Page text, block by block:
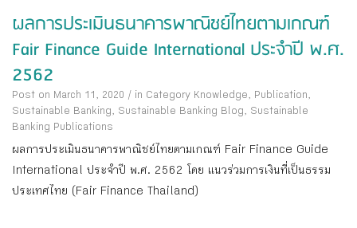
ผลการประเมินธนาคารพาณิชย์ไทยตามเกณฑ์
Fair Finance Guide International ประจำปี พ.ศ.
2562
Post on March 11, 2020 / in Category Knowledge, Publication,
Sustainable Banking, Sustainable Banking Blog, Sustainable
Banking Publications
ผลการประเมินธนาคารพาณิชย์ไทยตามเกณฑ์ Fair Finance Guide
International ประจำปี พ.ศ. 2562 โดย แนวร่วมการเงินที่เป็นธรรม
ประเทศไทย (Fair Finance Thailand)